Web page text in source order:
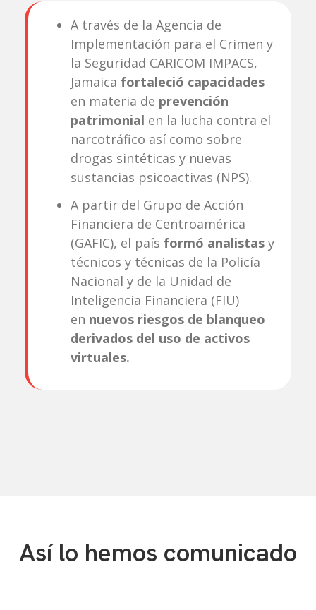
A través de la Agencia de
Implementación para el Crimen y
la Seguridad CARICOM IMPACS,
Jamaica fortaleció capacidades
en materia de prevención
patrimonial en la lucha contra el
narcotráfico así como sobre
drogas sintéticas y nuevas
sustancias psicoactivas (NPS).
A partir del Grupo de Acción
Financiera de Centroamérica
(GAFIC), el país formó analistas y
técnicos y técnicas de la Policía
Nacional y de la Unidad de
Inteligencia Financiera (FIU)
en nuevos riesgos de blanqueo
derivados del uso de activos
virtuales.
Así lo hemos comunicado